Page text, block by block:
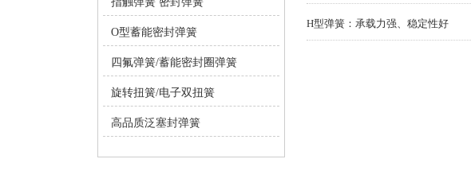
O型蓄能密封弹簧
四氟弹簧/蓄能密封圈弹簧
旋转扭簧/电子双扭簧
高品质泛塞封弹簧
H型弹簧：承载力强、稳定性好